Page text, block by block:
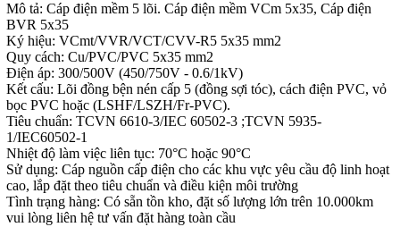
Mô tả: Cáp điện mềm 5 lõi. Cáp điện mềm VCm 5x35, Cáp điện
BVR 5x35
Ký hiệu: VCmt/VVR/VCT/CVV-R5 5x35 mm2
Quy cách: Cu/PVC/PVC 5x35 mm2
Điện áp: 300/500V (450/750V - 0.6/1kV)
Kết cấu: Lõi đồng bện nén cấp 5 (đồng sợi tóc), cách điện PVC, vỏ
bọc PVC hoặc (LSHF/LSZH/Fr-PVC).
Tiêu chuẩn: TCVN 6610-3/IEC 60502-3 ;TCVN 5935-
1/IEC60502-1
Nhiệt độ làm việc liên tục: 70°C hoặc 90°C
Sử dụng: Cáp nguồn cấp điện cho các khu vực yêu cầu độ linh hoạt
cao, lắp đặt theo tiêu chuẩn và điều kiện môi trường
Tình trạng hàng: Có sẵn tồn kho, đặt số lượng lớn trên 10.000km
vui lòng liên hệ tư vấn đặt hàng toàn cầu